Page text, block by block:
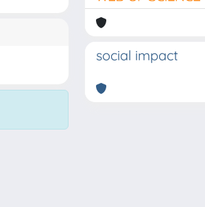
social impact